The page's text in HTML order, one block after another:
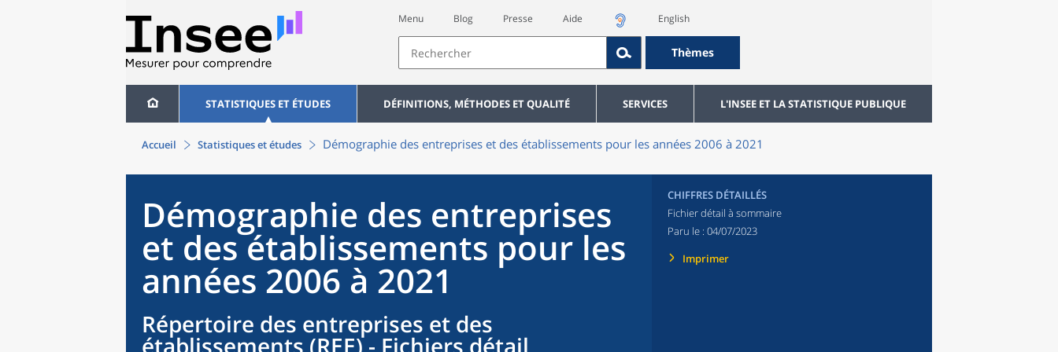
Menu Blog Presse Aide English
Thèmes
STATISTIQUES ET ÉTUDES DÉFINITIONS, MÉTHODES ET QUALITÉ SERVICES L'INSEE ET LA STATISTIQUE PUBLIQUE
Accueil Statistiques et études Démographie des entreprises et des établissements pour les années 2006 à 2021
Démographie des entreprises
et des établissements pour les
années 2006 à 2021
Répertoire des entreprises et des
établissements (REE) - Fichiers détail
CHIFFRES DÉTAILLÉS
Fichier détail à sommaire
Paru le : 04/07/2023
Imprimer